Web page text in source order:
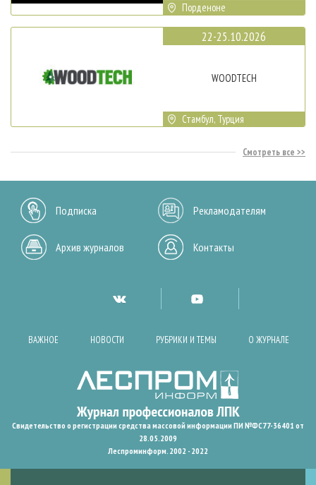
Порденоне
22-25.10.2026
WOODTECH
Стамбул, Турция
Смотреть все
Подписка Рекламодателям
Архив журналов Контакты
ВАЖНОЕ НОВОСТИ РУБРИКИ И ТЕМЫ О ЖУРНАЛЕ
Свидетельство о регистрации средства массовой информации ПИ №ФС77-36401 от
28.05.2009
Леспроминформ. 2002 - 2022